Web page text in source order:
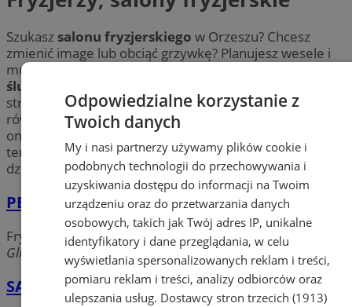
Szukasz salonu fryzjerskiego w Orzeszu? Chcesz
zmienić image lub obciąć grzywkę? Planujesz wesele i
musisz wybrać kogoś, kto zadba o Twoją
ślubną
strzyżeniem damskim, męskim i dziecięcym, jak
również koloryzację, wykonanie pasemek, trwałej
ondulacji czy przedłużanie włosów. Sprawdź opinie na
temat
fryzjerówzOrzeszai umów się na wizytę już
dziś!
PERFECT salon fryzjersko-kosmetyczny
Fryzjerzy, salony fryzjerskie
Gliwicka, 43-180 Orzesze
SALON FRYZJERSKI Barbara Spika-Iskra
Odpowiedzialne korzystanie z
Twoich danych
My i nasi partnerzy używamy plików cookie i
podobnych technologii do przechowywania i
uzyskiwania dostępu do informacji na Twoim
urządzeniu oraz do przetwarzania danych
osobowych, takich jak Twój adres IP, unikalne
identyfikatory i dane przeglądania, w celu
wyświetlania spersonalizowanych reklam i treści,
pomiaru reklam i treści, analizy odbiorców oraz
ulepszania usług. Dostawcy stron trzecich (1913)